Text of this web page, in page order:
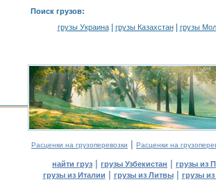
Поиск грузов:
грузы Украина| грузы Казахстан| грузы
Расценки на грузоперевозки | Расценки на
найти груз | грузы Узбекистан | грузы из
грузы из Италии | грузы из Литвы| грузы